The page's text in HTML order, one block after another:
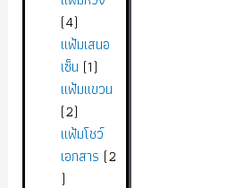
4
แฟ้มเสนอ
เซ็น 1
แฟ้มแขวน
2
แฟ้มโชว์
เอกสาร 2